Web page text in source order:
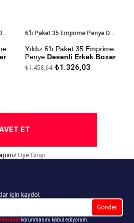
Penye Desenli Erkek Boxer 6'lı Paket 35 Emprime Penye Desenli Erkek Boxer
Yıldız 6'lı Paket 35 Emprime
PenyeDesenli Erkek Boxer
Modal Kumaştan Üretilmiştir.
Kapıda Ödeme Seçeneği
₺1.326,03
₺1.458,64
ET
Üye Girişi
için kaydol.
Gönder
korunmasını kabul ediyorum.